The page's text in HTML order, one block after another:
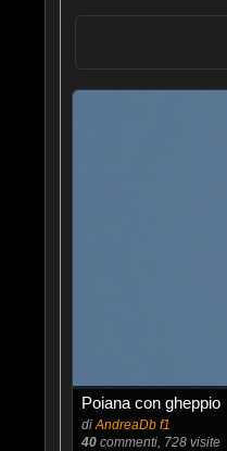
Poiana con gheppio
diAndreaDb f1
40commenti, 728 visite